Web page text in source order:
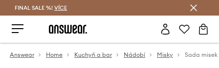
FINAL SALE %! VÍCE
Answear Home Kuchyň a bar Nádobí Misky